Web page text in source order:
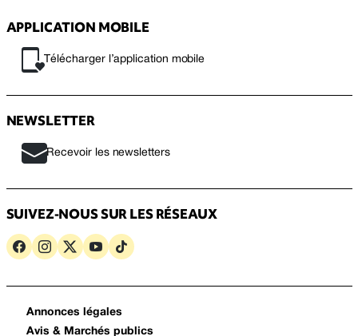
APPLICATION MOBILE
Télécharger l’application mobile
NEWSLETTER
Recevoir les newsletters
SUIVEZ-NOUS SUR LES RÉSEAUX
Annonces légales
Avis & Marchés publics